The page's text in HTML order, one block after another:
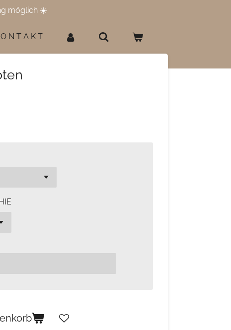
möglich ☀️
N T A K T